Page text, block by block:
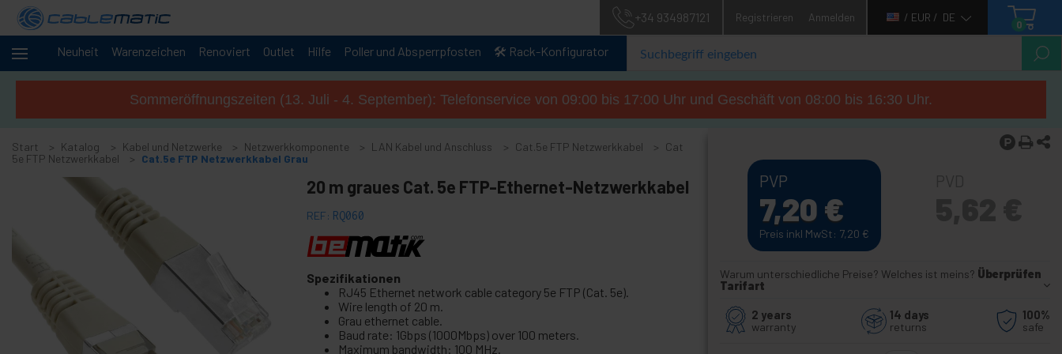
+34 934987121 Registrieren Anmelden / EUR / DE
0
Neuheit Warenzeichen Renoviert Outlet Hilfe Poller und Absperrpfosten 🛠️ Rack-Konfigurator
Kabel und
-
FireWire Zubehör
+
ATA-IDE-Adapter und Zubehör
Bluetooth-Adapter und Zubehör
Parallele Schnittstelle
Serielle Schnittstelle
+
MIDI Anschluss et Kabel
+
USB-Kabel und Zubehör
+
CISCO Kabel
+
Sommeröffnungszeiten (13. Juli - 4. September): Telefonservice von 09:00 bis 17:00 Uhr und Geschäft von 08:00 bis 16:30 Uhr.
Start Katalog Kabel und Netzwerke Netzwerkkomponente LAN Kabel und Anschluss Cat.5e FTP Netzwerkkabel
Cat
5e FTP Netzwerkkabel
Cat.5e FTP Netzwerkkabel Grau
20 m graues Cat. 5e FTP-Ethernet-Netzwerkkabel
REF: RQ060
Spezifikationen
RJ45 Ethernet network cable category 5e FTP (Cat. 5e).
Wire length of 20 m.
Grau ethernet cable.
Baud rate: 1Gbps (1000Mbps) over 100 meters.
Maximum bandwidth: 100 MHz.
PVP
7,20 €
Preis inkl MwSt: 7,20 €
Warum unterschiedliche Preise? Welches ist meins? Überprüfen
Tarifart
2 years
warranty
14 days
returns
100%
safe